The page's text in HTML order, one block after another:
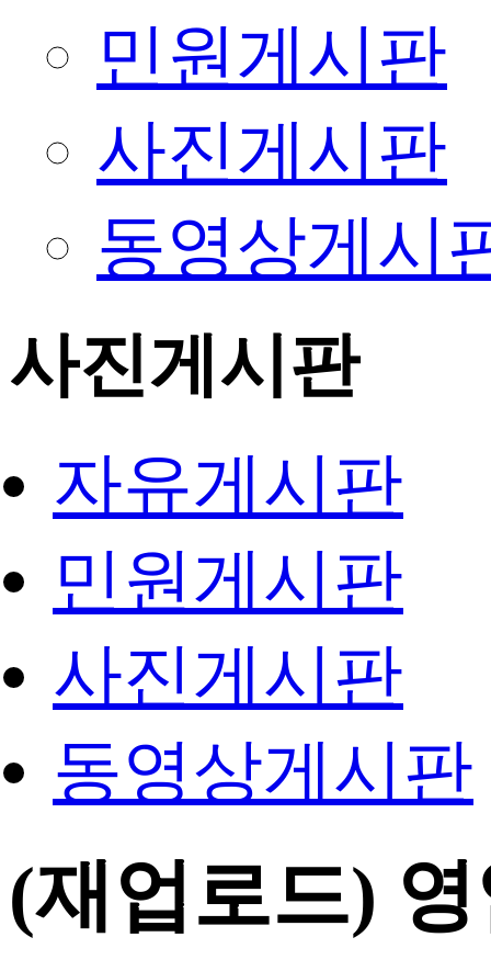
민원게시판
사진게시판
동영상게시
사진게시판
자유게시판
민원게시판
사진게시판
동영상게시판
(재업로드)